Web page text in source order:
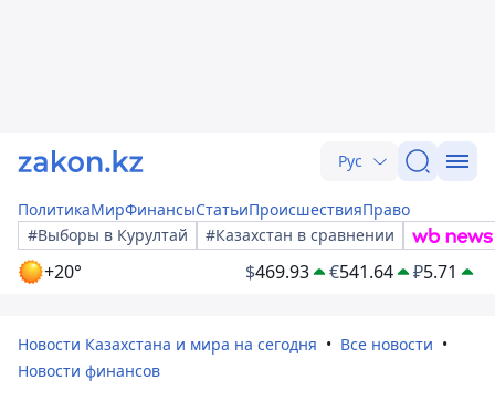
Рус
ПолитикаМирФинансыСтатьиПроисшествияПраво
#Выборы в Курултай
#Казахстан в сравнении
+20° $469.93 €541.64 ₽5.71
Новости Казахстана и мира на сегодня
Все новости
Новости финансов